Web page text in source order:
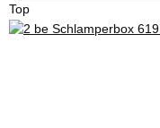
Top